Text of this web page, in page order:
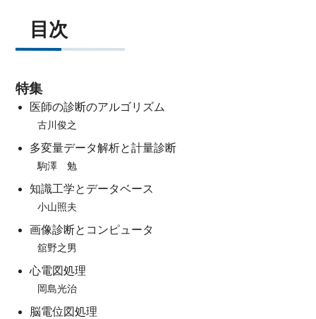
目次
特集
医師の診断のアルゴリズム
古川俊之
多変量データ解析と計量診断
駒澤 勉
知識工学とデータベース
小山照夫
画像診断とコンピュータ
舘野之男
心電図処理
岡島光治
脳電位図処理